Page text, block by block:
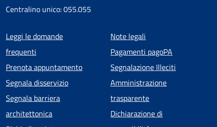
Centralino unico: 055.055
Menu piè di pagina
Leggi le domande
frequenti
Prenota appuntamento
Segnala disservizio
Segnala barriera
architettonica
Note legali
Pagamenti pagoPA
Segnalazione Illeciti
Amministrazione
trasparente
Dichiarazione di